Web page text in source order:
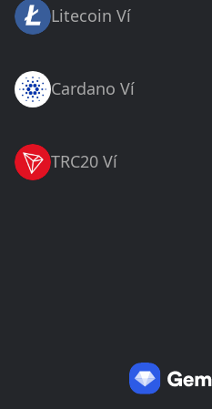
Litecoin Ví
Cardano Ví
TRC20 Ví